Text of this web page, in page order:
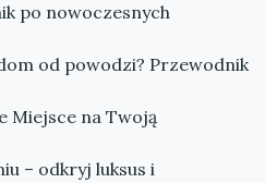
po nowoczesnych
od powodzi? Przewodnik
Miejsce na Twoją
– odkryj luksus i